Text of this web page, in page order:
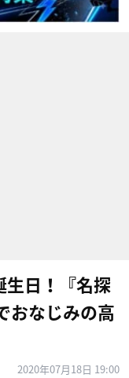
生日！『名探
おなじみの高
2020年07月18日 19:00